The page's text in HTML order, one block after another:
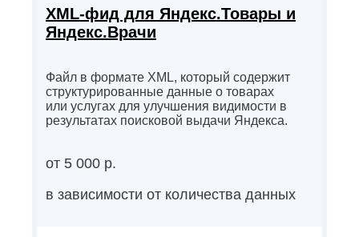
XML-фид для Яндекс.Товары и
Яндекс.Врачи
Файл в формате XML, который содержит
структурированные данные о товарах
или услугах для улучшения видимости в
результатах поисковой выдачи Яндекса.
от 5 000 р.
в зависимости от количества данных